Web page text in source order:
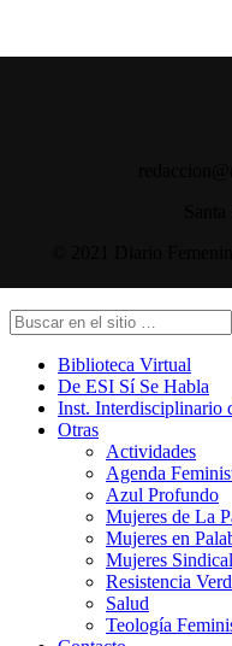
Biblioteca Virtual
De ESI Sí Se Habla
Inst. Interdisciplinario
Otras
Actividades
Agenda
Azul Profundo
Mujeres de La
Mujeres en
Mujeres
Resistencia
Salud
Teología